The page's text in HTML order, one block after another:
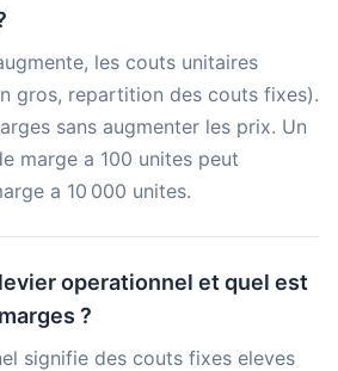
les couts unitaires
gros, repartition des couts fixes).
sans augmenter les prix. Un
marge a 100 unites peut
a 10 000 unites.
operationnel et quel est
?
signifie des couts fixes eleves